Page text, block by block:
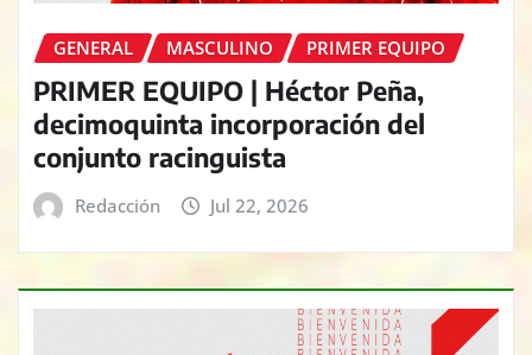
GENERAL MASCULINO PRIMER EQUIPO
PRIMER EQUIPO | Héctor Peña,
decimoquinta incorporación del
conjunto racinguista
Redacción Jul 22, 2026